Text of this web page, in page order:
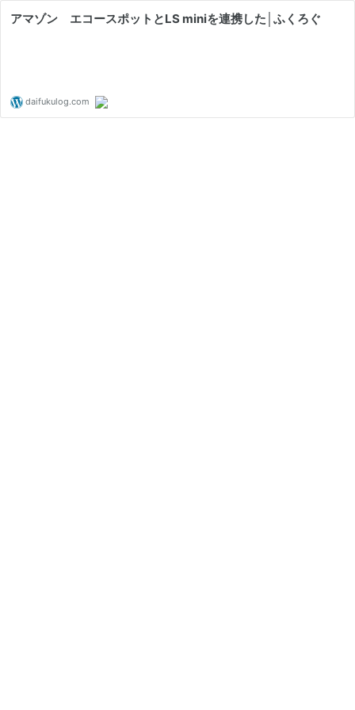
アマゾン エコースポットとLS miniを連携した│ふくろぐ
daifukulog.com